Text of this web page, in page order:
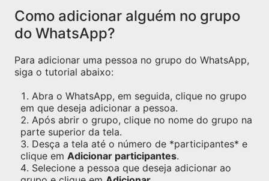
Como adicionar alguém no grupo
do WhatsApp?
Para adicionar uma pessoa no grupo do WhatsApp,
siga o tutorial abaixo:
Abra o WhatsApp, em seguida, clique no grupo
em que deseja adicionar a pessoa.
Após abrir o grupo, clique no nome do grupo na
parte superior da tela.
Desça a tela até o número de *participantes* e
clique em Adicionar participantes.
Selecione a pessoa que deseja adicionar ao